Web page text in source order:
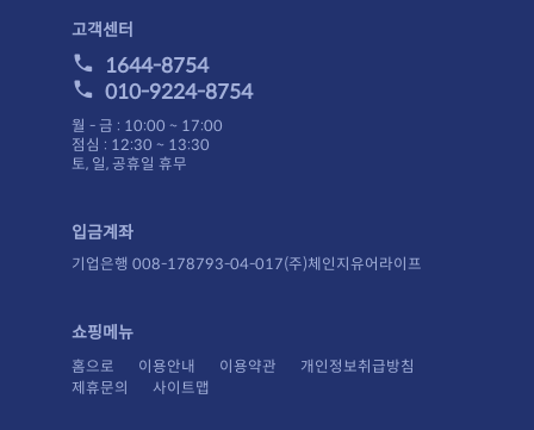
고객센터
1644-8754
010-9224-8754
월 - 금 : 10:00 ~ 17:00
점심 : 12:30 ~ 13:30
토, 일, 공휴일 휴무
입금계좌
기업은행 008-178793-04-017(주)체인지유어라이프
쇼핑메뉴
홈으로 이용안내 이용약관
개인정보취급방침
제휴문의
사이트맵